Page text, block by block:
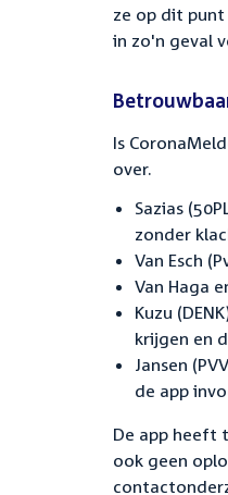
ze op dit
in zo'n geval
Is
over.
Sazias
zonder
Van Esch
Van Haga
Kuzu
krijgen en
Jansen
de app
De app heeft
ook geen